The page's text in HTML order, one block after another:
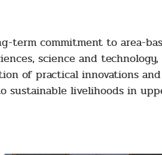
term commitment to area-
science and
of practical innovations
sustainable livelihoods in